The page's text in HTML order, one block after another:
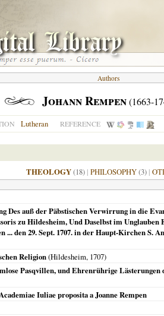
Authors
Johann Rempen(1663-
Lutheran REFERENCE
THEOLOGY(18)| PHILOSOPHY(3)|
Des auß der Päbstischen Verwirrung in die
zu Hildesheim, Und Daselbst im
den 29. Sept. 1707. in der Haupt-Kirchen S.
Religion(Hildesheim, 1707)
Pasqvillen, und Ehrenrührige Lästerungen
Iuliae proposita a Joanne Rempen